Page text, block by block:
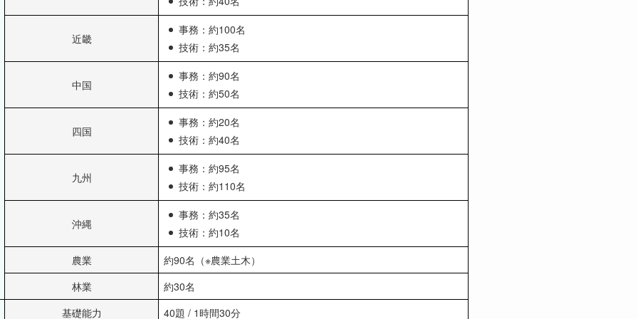
近畿
事務：約100名
技術：約35名
中国
事務：約90名
技術：約50名
四国
事務：約20名
技術：約40名
九州
事務：約95名
技術：約110名
沖縄
事務：約35名
技術：約10名
農業
約90名（※農業土木）
林業
約30名
基礎能力
40題 / 1時間30分